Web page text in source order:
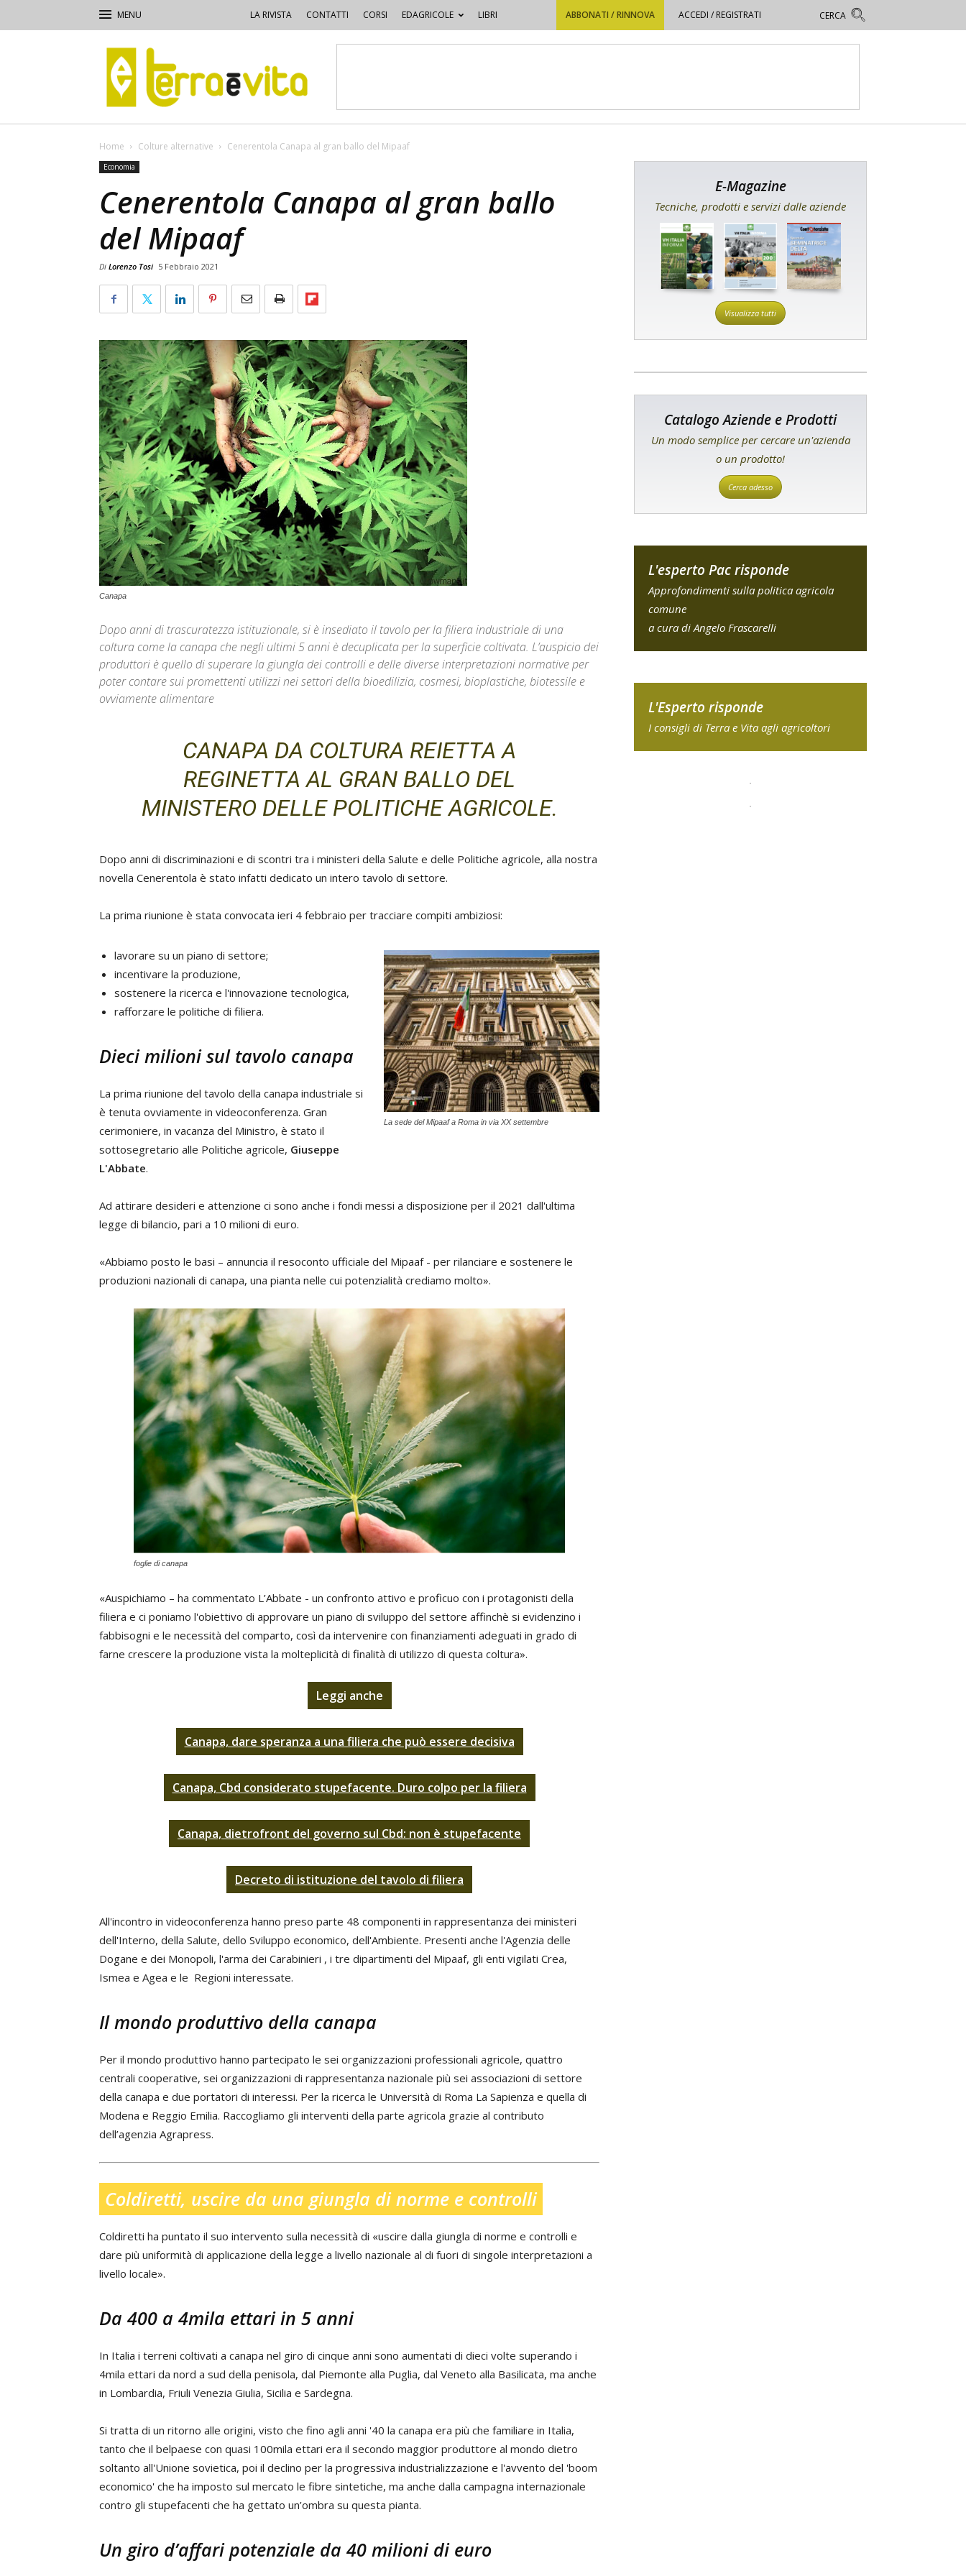
LA RIVISTA CONTATTI CORSI EDAGRICOLE LIBRI ABBONATI / RINNOVA ACCEDI / REGISTRATI
Terra
e
Vita
Home Colture alternative Cenerentola Canapa al gran ballo del Mipaaf
Economia
Cenerentola Canapa al gran ballo
del Mipaaf
Di Lorenzo Tosi 5 Febbraio 2021
Canapa
Dopo anni di trascuratezza istituzionale, si è insediato il tavolo per la filiera industriale di una
coltura come la canapa che negli ultimi 5 anni è decuplicata per la superficie coltivata. L’auspicio dei
produttori è quello di superare la giungla dei controlli e delle diverse interpretazioni normative per
poter contare sui promettenti utilizzi nei settori della bioedilizia, cosmesi, bioplastiche, biotessile e
ovviamente alimentare
CANAPA DA COLTURA REIETTA A
REGINETTA AL GRAN BALLO DEL
MINISTERO DELLE POLITICHE AGRICOLE.
Dopo anni di discriminazioni e di scontri tra i ministeri della Salute e delle Politiche agricole, alla nostra
novella Cenerentola è stato infatti dedicato un intero tavolo di settore.
La prima riunione è stata convocata ieri 4 febbraio per tracciare compiti ambiziosi:
La sede del Mipaaf a Roma in via XX settembre
lavorare su un piano di settore;
incentivare la produzione,
sostenere la ricerca e l'innovazione tecnologica,
rafforzare le politiche di filiera.
Dieci milioni sul tavolo canapa
La prima riunione del tavolo della canapa industriale si
è tenuta ovviamente in videoconferenza. Gran
cerimoniere, in vacanza del Ministro, è stato il
sottosegretario alle Politiche agricole, Giuseppe
L'Abbate.
Ad attirare desideri e attenzione ci sono anche i fondi messi a disposizione per il 2021 dall'ultima
legge di bilancio, pari a 10 milioni di euro.
«Abbiamo posto le basi – annuncia il resoconto ufficiale del Mipaaf - per rilanciare e sostenere le
produzioni nazionali di canapa, una pianta nelle cui potenzialità crediamo molto».
foglie di canapa
«Auspichiamo – ha commentato L’Abbate - un confronto attivo e proficuo con i protagonisti della
filiera e ci poniamo l'obiettivo di approvare un piano di sviluppo del settore affinchè si evidenzino i
fabbisogni e le necessità del comparto, così da intervenire con finanziamenti adeguati in grado di
farne crescere la produzione vista la molteplicità di finalità di utilizzo di questa coltura».
Leggi anche
Canapa, dare speranza a una filiera che può essere decisiva
Canapa, Cbd considerato stupefacente. Duro colpo per la filiera
Canapa, dietrofront del governo sul Cbd: non è stupefacente
Decreto di istituzione del tavolo di filiera
All'incontro in videoconferenza hanno preso parte 48 componenti in rappresentanza dei ministeri
dell'Interno, della Salute, dello Sviluppo economico, dell'Ambiente. Presenti anche l'Agenzia delle
Dogane e dei Monopoli, l'arma dei Carabinieri , i tre dipartimenti del Mipaaf, gli enti vigilati Crea,
Ismea e Agea e le Regioni interessate.
Il mondo produttivo della canapa
Per il mondo produttivo hanno partecipato le sei organizzazioni professionali agricole, quattro
centrali cooperative, sei organizzazioni di rappresentanza nazionale più sei associazioni di settore
della canapa e due portatori di interessi. Per la ricerca le Università di Roma La Sapienza e quella di
Modena e Reggio Emilia. Raccogliamo gli interventi della parte agricola grazie al contributo
dell’agenzia Agrapress.
Coldiretti, uscire da una giungla di norme e controlli
Coldiretti ha puntato il suo intervento sulla necessità di «uscire dalla giungla di norme e controlli e
dare più uniformità di applicazione della legge a livello nazionale al di fuori di singole interpretazioni a
livello locale».
Da 400 a 4mila ettari in 5 anni
In Italia i terreni coltivati a canapa nel giro di cinque anni sono aumentati di dieci volte superando i
4mila ettari da nord a sud della penisola, dal Piemonte alla Puglia, dal Veneto alla Basilicata, ma anche
in Lombardia, Friuli Venezia Giulia, Sicilia e Sardegna.
Si tratta di un ritorno alle origini, visto che fino agli anni '40 la canapa era più che familiare in Italia,
tanto che il belpaese con quasi 100mila ettari era il secondo maggior produttore al mondo dietro
soltanto all'Unione sovietica, poi il declino per la progressiva industrializzazione e l'avvento del 'boom
economico' che ha imposto sul mercato le fibre sintetiche, ma anche dalla campagna internazionale
contro gli stupefacenti che ha gettato un’ombra su questa pianta.
Un giro d’affari potenziale da 40 milioni di euro
E-Magazine
Tecniche, prodotti e servizi dalle aziende
Visualizza tutti
Catalogo Aziende e Prodotti
Un modo semplice per cercare un'azienda
o un prodotto!
Cerca adesso
L'esperto Pac risponde
Approfondimenti sulla politica agricola
comune
a cura di Angelo Frascarelli
L'Esperto risponde
I consigli di Terra e Vita agli agricoltori